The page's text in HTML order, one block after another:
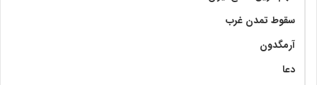
سقوط تمدن غرب
آرمگدون
دعا